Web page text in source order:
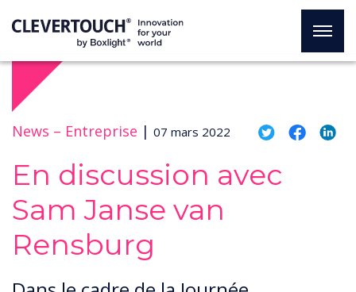
News – Entreprise | 07 mars 2022
En discussion avec
Sam Janse van
Rensburg